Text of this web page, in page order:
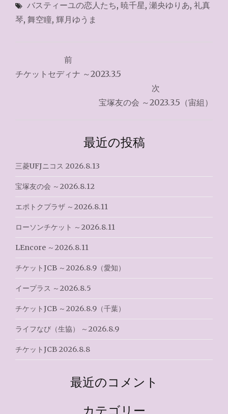
バスティーユの恋人たち, 暁千星, 瀬央ゆりあ, 礼真
琴, 舞空瞳, 輝月ゆうま
稿
シ
ョ
ン
前
チケットセディナ ～2023.3.5
次
宝塚友の会 ～2023.3.5（宙組）
最近の投稿
三菱UFJニコス 2026.8.13
宝塚友の会 ～2026.8.12
エポトクプラザ ～2026.8.11
ローソンチケット ～2026.8.11
LEncore ～2026.8.11
チケットJCB ～2026.8.9（愛知）
イープラス ～2026.8.5
チケットJCB ～2026.8.9（千葉）
ライフなび（生協） ～2026.8.9
チケットJCB 2026.8.8
最近のコメント
カテゴリー